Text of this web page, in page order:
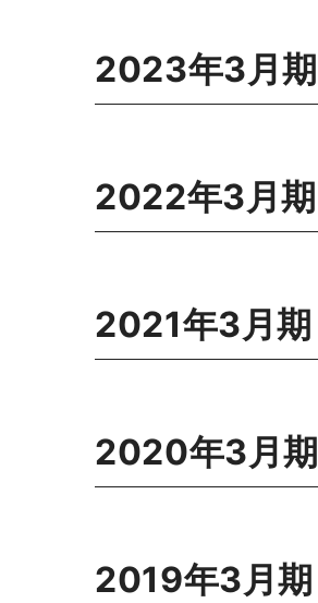
2023年3月期
2022年3月期
2021年3月期
2020年3月期
2019年3月期